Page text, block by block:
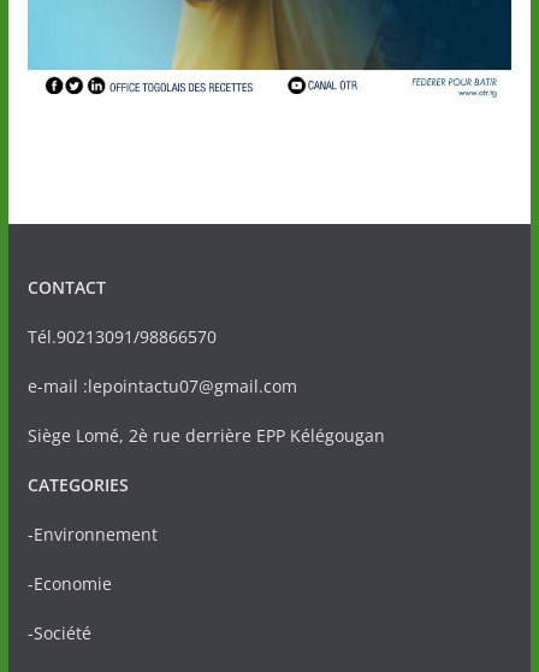
CONTACT
Tél.90213091/98866570
e-mail :lepointactu07@gmail.com
Siège Lomé, 2è rue derrière EPP Kélégougan
CATEGORIES
-Environnement
-Economie
-Société